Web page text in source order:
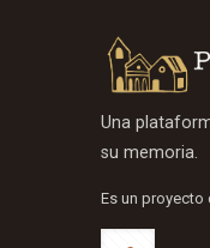
Una
su memoria.
Es un